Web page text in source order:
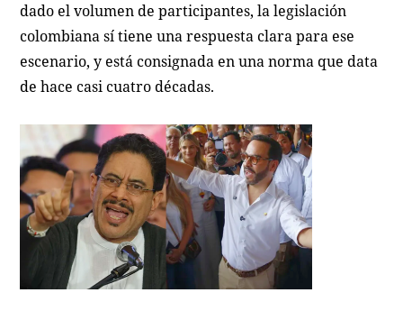
dado el volumen de participantes, la legislación
colombiana sí tiene una respuesta clara para ese
escenario, y está consignada en una norma que data
de hace casi cuatro décadas.